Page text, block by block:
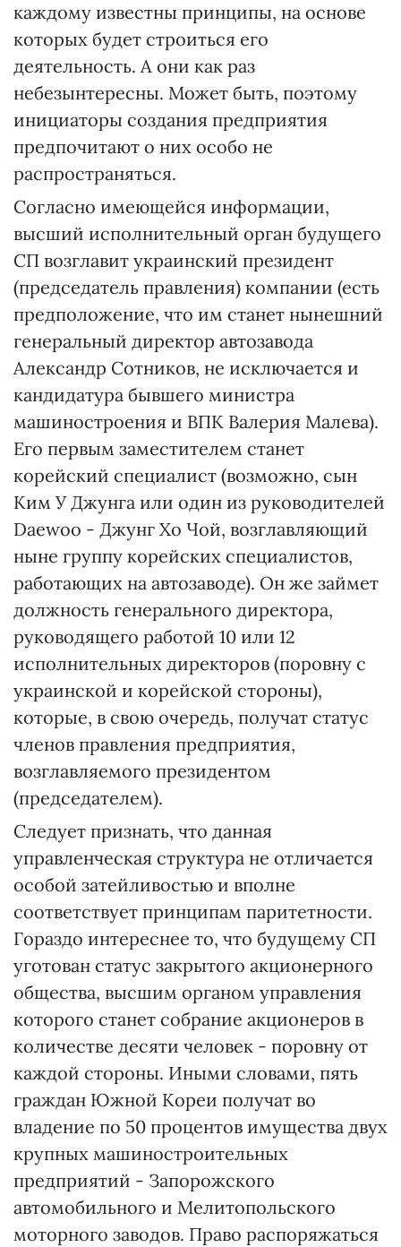
каждому известны принципы, на основе
которых будет строиться его
деятельность. А они как раз
небезынтересны. Может быть, поэтому
инициаторы создания предприятия
предпочитают о них особо не
распространяться.
Согласно имеющейся информации,
высший исполнительный орган будущего
СП возглавит украинский президент
(председатель правления) компании (есть
предположение, что им станет нынешний
генеральный директор автозавода
Александр Сотников, не исключается и
кандидатура бывшего министра
машиностроения и ВПК Валерия Малева).
Его первым заместителем станет
корейский специалист (возможно, сын
Ким У Джунга или один из руководителей
Daewoo - Джунг Хо Чой, возглавляющий
ныне группу корейских специалистов,
работающих на автозаводе). Он же займет
должность генерального директора,
руководящего работой 10 или 12
исполнительных директоров (поровну с
украинской и корейской стороны),
которые, в свою очередь, получат статус
членов правления предприятия,
возглавляемого президентом
(председателем).
Следует признать, что данная
управленческая структура не отличается
особой затейливостью и вполне
соответствует принципам паритетности.
Гораздо интереснее то, что будущему СП
уготован статус закрытого акционерного
общества, высшим органом управления
которого станет собрание акционеров в
количестве десяти человек - поровну от
каждой стороны. Иными словами, пять
граждан Южной Кореи получат во
владение по 50 процентов имущества двух
крупных машиностроительных
предприятий - Запорожского
автомобильного и Мелитопольского
моторного заводов. Право распоряжаться